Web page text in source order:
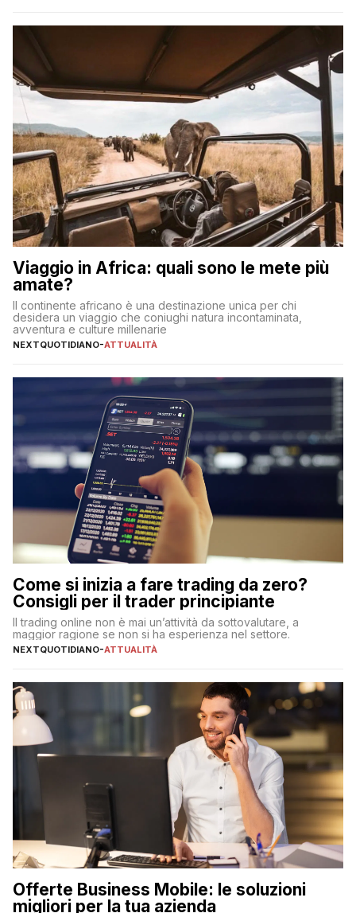
sul […]
Viaggio in Africa: quali sono le mete più
amate?
Il continente africano è una destinazione unica per chi
desidera un viaggio che coniughi natura incontaminata,
avventura e culture millenarie
NEXTQUOTIDIANO-ATTUALITÀ
Come si inizia a fare trading da zero?
Consigli per il trader principiante
Il trading online non è mai un’attività da sottovalutare, a
maggior ragione se non si ha esperienza nel settore.
NEXTQUOTIDIANO-ATTUALITÀ
Offerte Business Mobile: le soluzioni
migliori per la tua azienda